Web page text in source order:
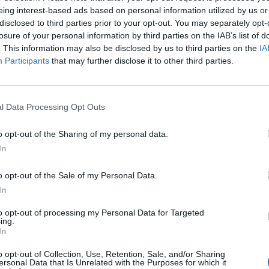
interest-based ads based on personal information utilized by us
to third parties prior to your opt-out. You may separately
of your personal information by third parties on the IAB’s list of
This information may also be disclosed by us to third parties on the
Participants that may further disclose it to other third parties.
Data Processing Opt Outs
opt-out of the Sharing of my personal data.
opt-out of the Sale of my Personal Data.
opt-out of processing my Personal Data for Targeted
opt-out of Collection, Use, Retention, Sale, and/or Sharing
Data that Is Unrelated with the Purposes for which it
mélypontjára süllyedt februárban az
hétfőn az Európai Unió Copernicus
legalacsonyabb szintjére süllyedt a mérések 1979-es kezdte
az északi Weddell-tengerben volt kisebb a tengerjég
Ennél jobban alakult a helyzet az Északi-sarkvidéken...
portfolio.hu hírarchívumához tartozik, melynek olvasása
tartalmazza:
cikkarchívum
elmúlt 2 év napon belüli